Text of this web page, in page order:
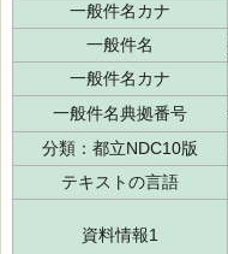
一般件名カナ
一般件名
一般件名カナ
一般件名典拠番号
分類：都立NDC10版
テキストの言語
資料情報1